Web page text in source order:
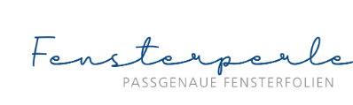
Lieferland